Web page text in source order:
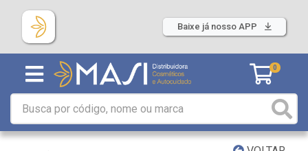
Baixe já nosso APP
0